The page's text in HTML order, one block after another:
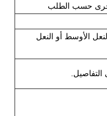
أخرى حسب الطلب
الأوسط أو النعل